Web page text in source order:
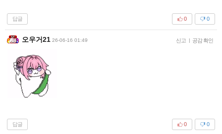
답글 0
0
오우거21 26-06-16 01:49 신고 | 공감 확인
답글 0
0